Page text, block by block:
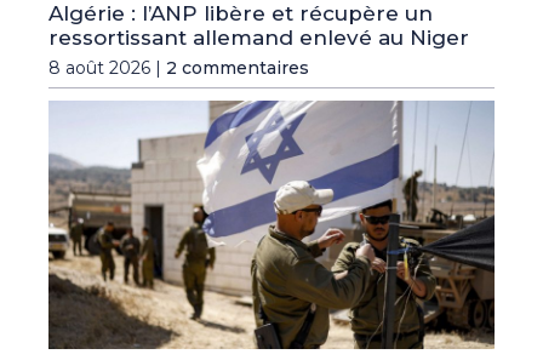
Algérie : l’ANP libère et récupère un
ressortissant allemand enlevé au Niger
8 août 2026 | 2 commentaires